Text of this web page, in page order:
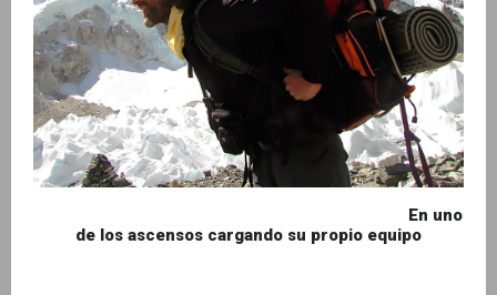
En uno
de los ascensos cargando su propio equipo